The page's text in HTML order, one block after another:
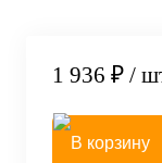
1 936 ₽ /